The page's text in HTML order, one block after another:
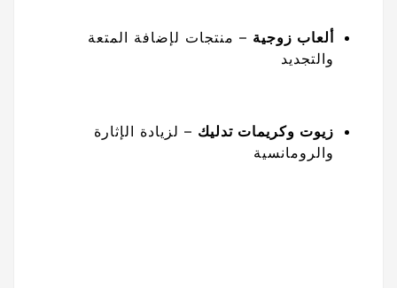
ألعاب زوجية – منتجات لإضافة المتعة
والتجديد
زيوت وكريمات تدليك – لزيادة الإثارة
والرومانسية